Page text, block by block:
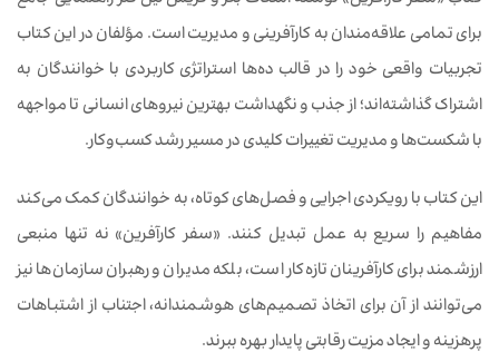
برای تمامی علاقه‌مندان به کارآفرینی و مدیریت است. مؤلفان در این کتاب
تجربیات واقعی خود را در قالب ده‌ها استراتژی کاربردی با خوانندگان به
اشتراک گذاشته‌اند؛ از جذب و نگهداشت بهترین نیروهای انسانی تا مواجهه
با شکست‌ها و مدیریت تغییرات کلیدی در مسیر رشد کسب‌وکار.
این کتاب با رویکردی اجرایی و فصل‌های کوتاه، به خوانندگان کمک می‌کند
مفاهیم را سریع به عمل تبدیل کنند. «سفر کارآفرین» نه تنها منبعی
ارزشمند برای کارآفرینان تازه‌کار است، بلکه مدیران و رهبران سازمان‌ها نیز
می‌توانند از آن برای اتخاذ تصمیم‌های هوشمندانه، اجتناب از اشتباهات
پرهزینه و ایجاد مزیت رقابتی پایدار بهره ببرند.